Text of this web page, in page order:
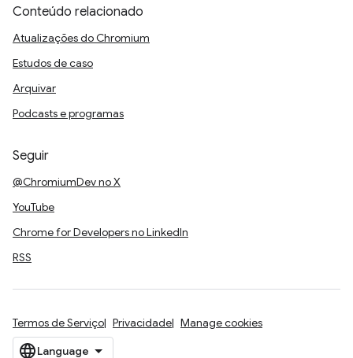
Conteúdo relacionado
Atualizações do Chromium
Estudos de caso
Arquivar
Podcasts e programas
Seguir
@ChromiumDev no X
YouTube
Chrome for Developers no LinkedIn
RSS
Termos de Serviço Privacidade Manage cookies